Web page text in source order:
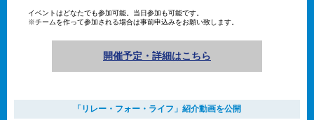
イベントはどなたでも参加可能。当日参加も可能です。
※チームを作って参加される場合は事前申込みをお願い致します。
開催予定・詳細はこちら
「リレー・フォー・ライフ」紹介動画を公開